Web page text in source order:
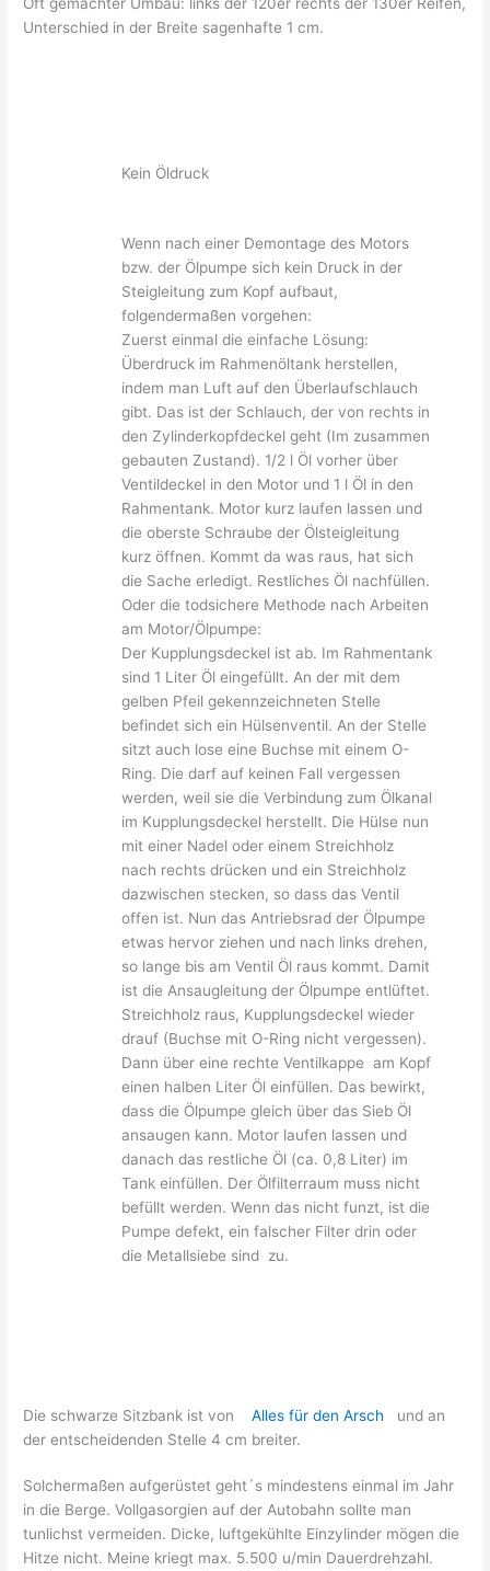
Unterschied in der Breite sagenhafte 1 cm.
Kein Öldruck
Wenn nach einer Demontage des Motors
bzw. der Ölpumpe sich kein Druck in der
Steigleitung zum Kopf aufbaut,
folgendermaßen vorgehen:
Zuerst einmal die einfache Lösung:
Überdruck im Rahmenöltank herstellen,
indem man Luft auf den Überlaufschlauch
gibt. Das ist der Schlauch, der von rechts in
den Zylinderkopfdeckel geht (Im zusammen
gebauten Zustand). 1/2 l Öl vorher über
Ventildeckel in den Motor und 1 l Öl in den
Rahmentank. Motor kurz laufen lassen und
die oberste Schraube der Ölsteigleitung
kurz öffnen. Kommt da was raus, hat sich
die Sache erledigt. Restliches Öl nachfüllen.
Oder die todsichere Methode nach Arbeiten
am Motor/Ölpumpe:
Der Kupplungsdeckel ist ab. Im Rahmentank
sind 1 Liter Öl eingefüllt. An der mit dem
gelben Pfeil gekennzeichneten Stelle
befindet sich ein Hülsenventil. An der Stelle
sitzt auch lose eine Buchse mit einem O-
Ring. Die darf auf keinen Fall vergessen
werden, weil sie die Verbindung zum Ölkanal
im Kupplungsdeckel herstellt. Die Hülse nun
mit einer Nadel oder einem Streichholz
nach rechts drücken und ein Streichholz
dazwischen stecken, so dass das Ventil
offen ist. Nun das Antriebsrad der Ölpumpe
etwas hervor ziehen und nach links drehen,
so lange bis am Ventil Öl raus kommt. Damit
ist die Ansaugleitung der Ölpumpe entlüftet.
Streichholz raus, Kupplungsdeckel wieder
drauf (Buchse mit O-Ring nicht vergessen).
Dann über eine rechte Ventilkappe am Kopf
einen halben Liter Öl einfüllen. Das bewirkt,
dass die Ölpumpe gleich über das Sieb Öl
ansaugen kann. Motor laufen lassen und
danach das restliche Öl (ca. 0,8 Liter) im
Tank einfüllen. Der Ölfilterraum muss nicht
befüllt werden. Wenn das nicht funzt, ist die
Pumpe defekt, ein falscher Filter drin oder
die Metallsiebe sind zu.
Die schwarze Sitzbank ist vonAlles für den Arsch und an
der entscheidenden Stelle 4 cm breiter.
Solchermaßen aufgerüstet geht´s mindestens einmal im Jahr
in die Berge. Vollgasorgien auf der Autobahn sollte man
tunlichst vermeiden. Dicke, luftgekühlte Einzylinder mögen die
Hitze nicht. Meine kriegt max. 5.500 u/min Dauerdrehzahl.